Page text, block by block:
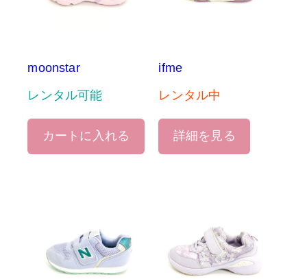
moonstar
レンタル可能
カートに入れる
ifme
レンタル中
詳細を見る